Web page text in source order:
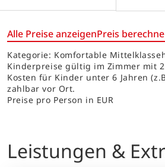
Alle Preise anzeigenPreis
Kategorie: Komfortable
Kinderpreise gültig im Zimmer mit
Kosten für Kinder unter 6 Jahren
zahlbar vor Ort.
Preise pro Person in EUR
Leistungen &